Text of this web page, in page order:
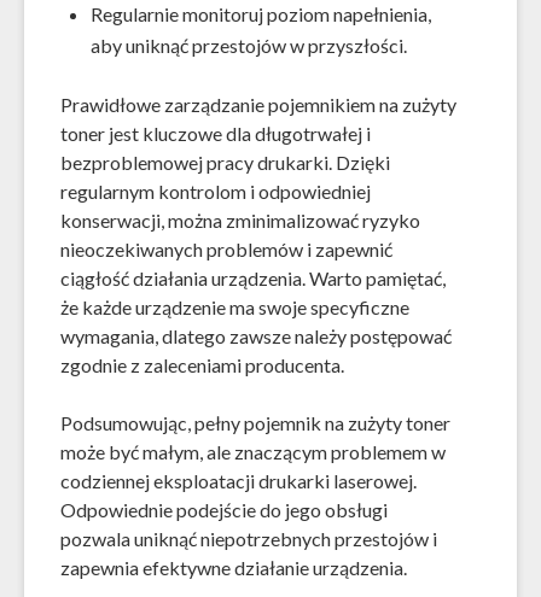
Regularnie monitoruj poziom napełnienia,
aby uniknąć przestojów w przyszłości.
Prawidłowe zarządzanie pojemnikiem na zużyty
toner jest kluczowe dla długotrwałej i
bezproblemowej pracy drukarki. Dzięki
regularnym kontrolom i odpowiedniej
konserwacji, można zminimalizować ryzyko
nieoczekiwanych problemów i zapewnić
ciągłość działania urządzenia. Warto pamiętać,
że każde urządzenie ma swoje specyficzne
wymagania, dlatego zawsze należy postępować
zgodnie z zaleceniami producenta.
Podsumowując, pełny pojemnik na zużyty toner
może być małym, ale znaczącym problemem w
codziennej eksploatacji drukarki laserowej.
Odpowiednie podejście do jego obsługi
pozwala uniknąć niepotrzebnych przestojów i
zapewnia efektywne działanie urządzenia.